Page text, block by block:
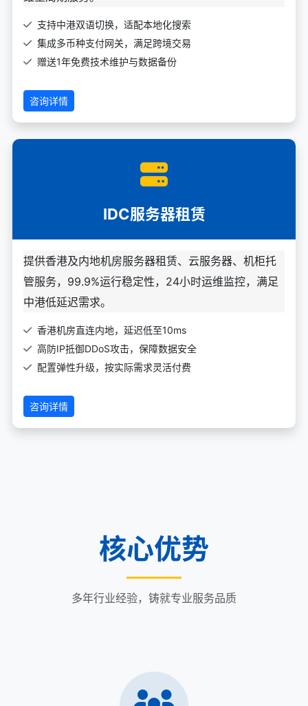
支持中港双语切换，适配本地化搜索
集成多币种支付网关，满足跨境交易
赠送1年免费技术维护与数据备份
咨询详情
IDC服务器租赁
提供香港及内地机房服务器租赁、云服务器、机柜托
管服务，99.9%运行稳定性，24小时运维监控，满足
中港低延迟需求。
香港机房直连内地，延迟低至10ms
高防IP抵御DDoS攻击，保障数据安全
配置弹性升级，按实际需求灵活付费
咨询详情
核心优势
多年行业经验，铸就专业服务品质